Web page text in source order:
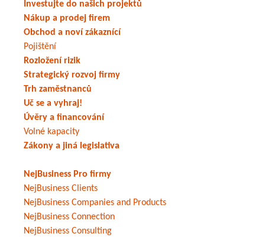
Investujte do našich projektů
Nákup a prodej firem
Obchod a noví zákaznící
Pojištění
Rozložení rizik
Strategický rozvoj firmy
Trh zaměstnanců
Uč se a vyhraj!
Úvěry a financování
Volné kapacity
Zákony a jiná legislativa
NejBusiness Pro firmy
NejBusiness Clients
NejBusiness Companies and Products
NejBusiness Connection
NejBusiness Consulting